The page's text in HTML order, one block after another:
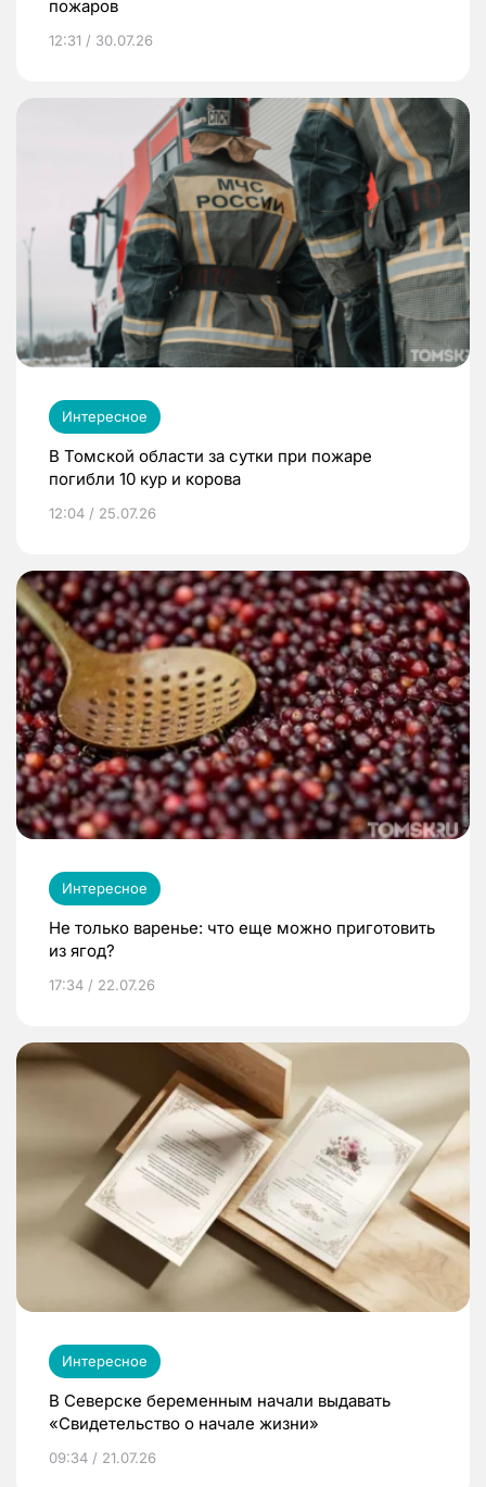
пожаров
12:31 / 30.07.26
Интересное
В Томской области за сутки при пожаре
погибли 10 кур и корова
12:04 / 25.07.26
Интересное
Не только варенье: что еще можно приготовить
из ягод?
17:34 / 22.07.26
Интересное
В Северске беременным начали выдавать
«Свидетельство о начале жизни»
09:34 / 21.07.26